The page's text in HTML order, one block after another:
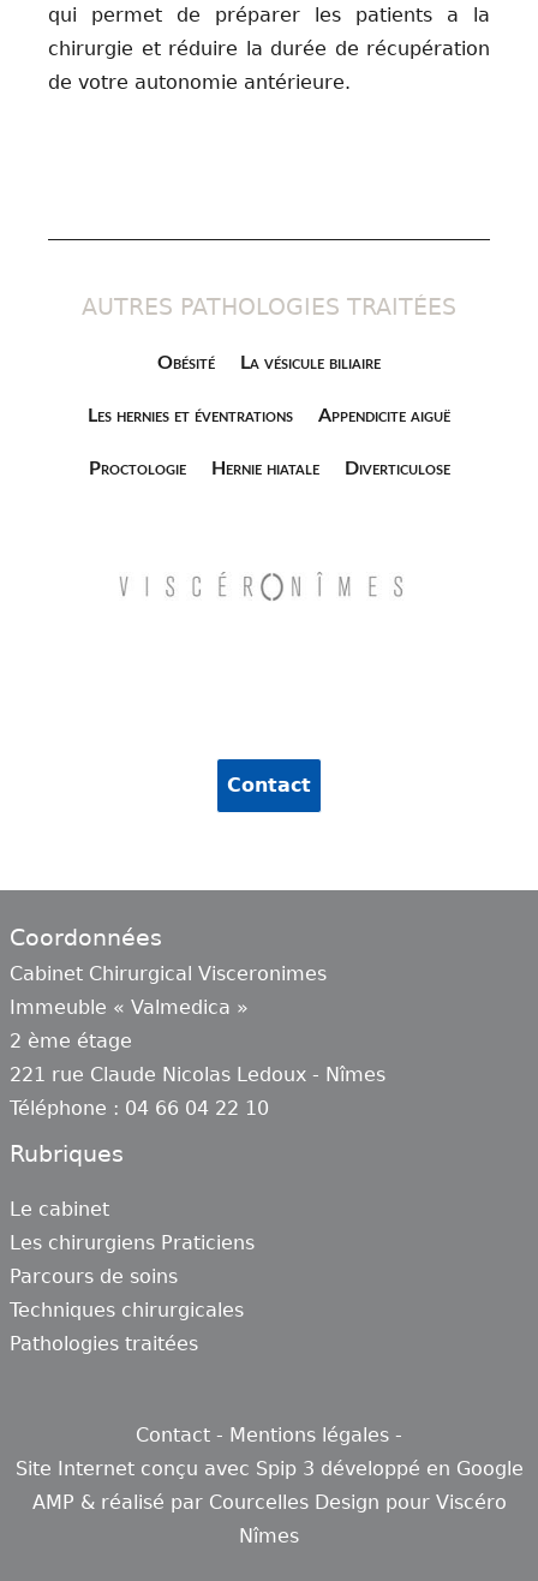
qui permet de préparer les patients a la
chirurgie et réduire la durée de récupération
de votre autonomie antérieure.
AUTRES PATHOLOGIES TRAITÉES
Obésité La vésicule biliaire
Les hernies et éventrations Appendicite aiguë
Proctologie Hernie hiatale Diverticulose
Contact
Coordonnées
Cabinet Chirurgical Visceronimes
Immeuble « Valmedica »
2 ème étage
221 rue Claude Nicolas Ledoux - Nîmes
Téléphone : 04 66 04 22 10
Rubriques
Le cabinet
Les chirurgiens Praticiens
Parcours de soins
Techniques chirurgicales
Pathologies traitées
Contact - Mentions légales -
Site Internet conçu avec Spip 3 développé en Google
AMP & réalisé par Courcelles Design pour Viscéro
Nîmes